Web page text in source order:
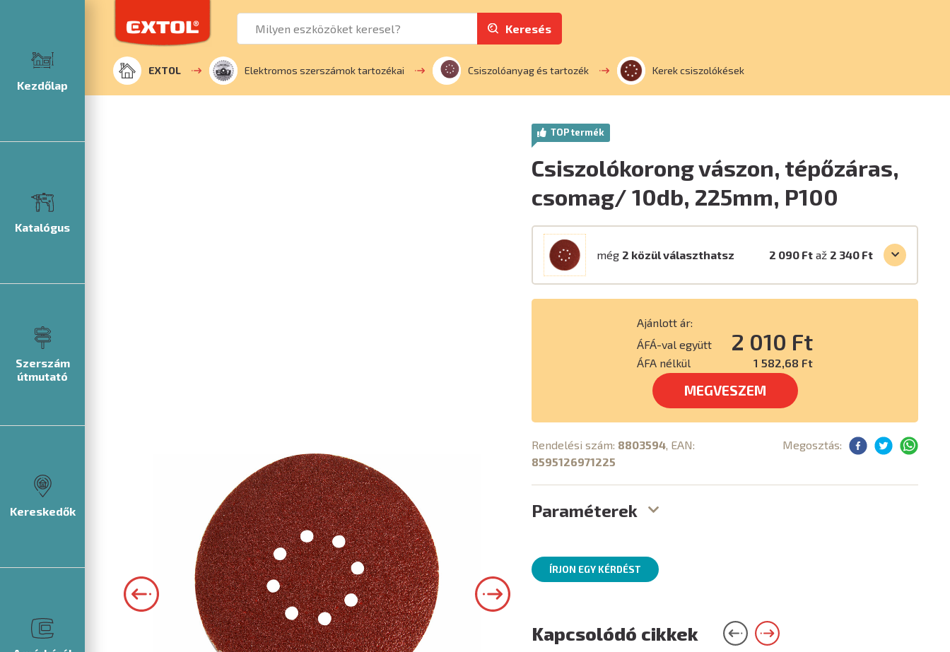
Kezdőlap
Katalógus
Szerszám
útmutató
Kereskedők
Keresés
EXTOL Elektromos szerszámok tartozékai Csiszolóanyag és tartozék Kerek csiszolókések
TOP termék
Csiszolókorong vászon, tépőzáras,
csomag/ 10db, 225mm, P100
még 2 közül választhatsz 2 090 Ft až 2 340 Ft
Ajánlott ár:
ÁFÁ-val együtt
2 010 Ft
ÁFA nélkül 1 582,68 Ft
MEGVESZEM
Rendelési szám: 8803594 , EAN:
8595126971225
Megosztás:
Paraméterek
ÍRJON EGY KÉRDÉST
Kapcsolódó cikkek